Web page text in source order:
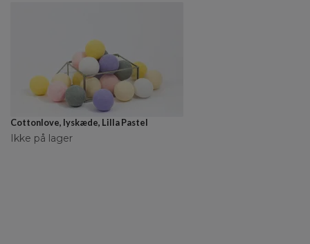
Cottonlove, lyskæde, Lilla Pastel
Ikke på lager